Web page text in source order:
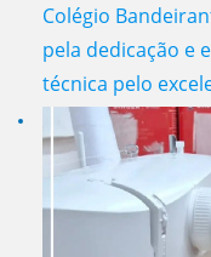
Colégio
pela dedicação e
técnica pelo